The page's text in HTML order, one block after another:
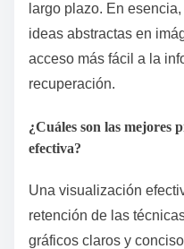
largo plazo. En
ideas abstractas en
acceso más fácil a la
recuperación.
¿Cuáles son las mejores
efectiva?
Una visualización
retención de las
gráficos claros y